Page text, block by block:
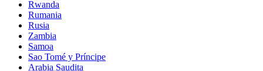
Rwanda
Rumania
Rusia
Zambia
Samoa
Sao Tomé y Príncipe
Arabia Saudita